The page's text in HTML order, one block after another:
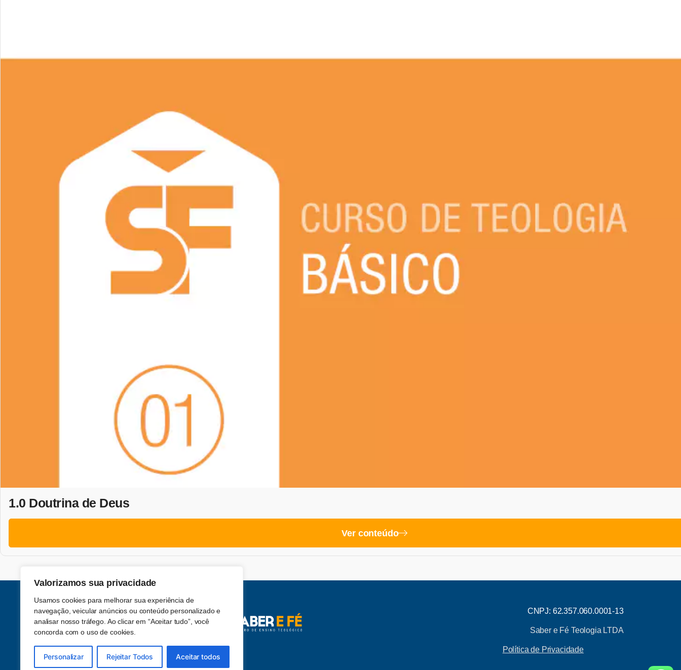
Valorizamos sua privacidade
Usamos cookies para melhorar sua experiência de
navegação, veicular anúncios ou conteúdo personalizado e
analisar nosso tráfego. Ao clicar em “Aceitar tudo”, você
concorda com o uso de cookies.
Personalizar Rejeitar Todos Aceitar todos
1.0 Doutrina de Deus
Ver conteúdo
Acompanhe-nos nas redes sociais
CNPJ: 62.357.060.0001-13
Saber e Fé Teologia LTDA
Política de Privacidade